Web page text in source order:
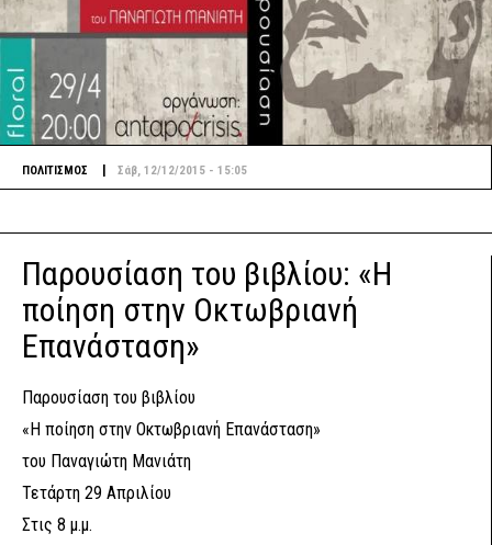
ΠΟΛΙΤΙΣΜΟΣ Σάβ, 12/12/2015 - 15:05
Παρουσίαση του βιβλίου: «Η
ποίηση στην Οκτωβριανή
Επανάσταση»
Παρουσίαση του βιβλίου
«Η ποίηση στην Οκτωβριανή Επανάσταση»
του Παναγιώτη Μανιάτη
Τετάρτη 29 Απριλίου
Στις 8 μ.μ.